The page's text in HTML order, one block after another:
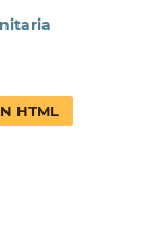
HTML